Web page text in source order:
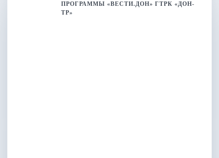
ПРОГРАММЫ «ВЕСТИ.ДОН» ГТРК «ДОН-
ТР»